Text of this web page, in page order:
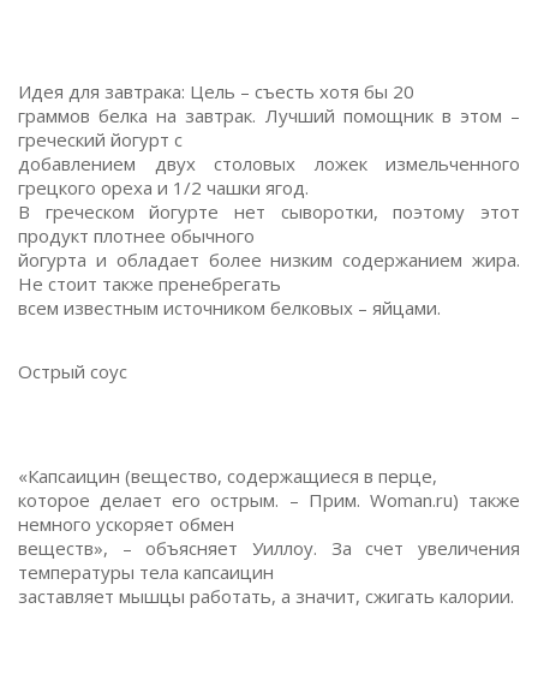
Идея для завтрака: Цель – съесть хотя бы 20
граммов белка на завтрак. Лучший помощник в этом –
греческий йогурт с
добавлением двух столовых ложек измельченного
грецкого ореха и 1/2 чашки ягод.
В греческом йогурте нет сыворотки, поэтому этот
продукт плотнее обычного
йогурта и обладает более низким содержанием жира.
Не стоит также пренебрегать
всем известным источником белковых – яйцами.
Острый соус
«Капсаицин (вещество, содержащиеся в перце,
которое делает его острым. – Прим. Woman.ru) также
немного ускоряет обмен
веществ», – объясняет Уиллоу. За счет увеличения
температуры тела капсаицин
заставляет мышцы работать, а значит, сжигать калории.